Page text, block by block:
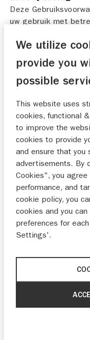
Deze
uw gebruik met
geacht deze
aanvaard. Wij
goeddunken en
deze
2. Reikwijdte van
Wij kunnen, op elk
en zonder
met betrekking tot
Instructieboekjes
of wijzigen. De
van tijd tot tijd
voorafgaande
de specificatie van
om welke reden
aandachtig door, in
gebruikt. Dit geldt
op een van de
We utilize
provide you
possible
This website uses
cookies, functional
to improve the
cookies to provide
and ensure that you
advertisements. By
Cookies", you
performance, and
cookie policy, you
cookies and you
preferences for
Settings'.